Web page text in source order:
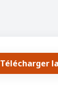
Télécharger